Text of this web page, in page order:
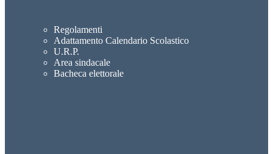
Regolamenti
Adattamento Calendario Scolastico
U.R.P.
Area sindacale
Bacheca elettorale